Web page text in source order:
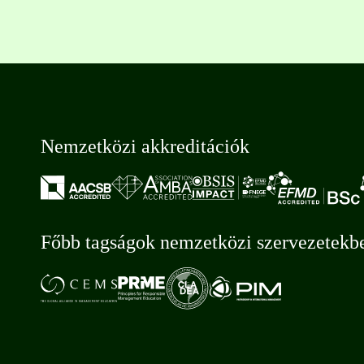
Nemzetközi akkreditációk
Főbb tagságok nemzetközi